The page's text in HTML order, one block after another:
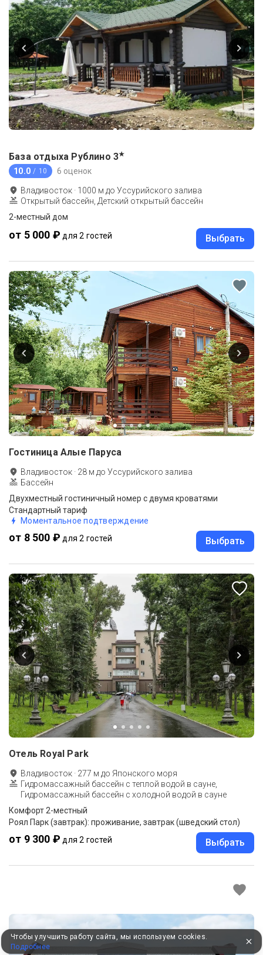
База отдыха Рублино 3★
10.0 / 10 6 оценок
Владивосток · 1000 м до Уссурийского залива
Открытый бассейн, Детский открытый бассейн
2-местный дом
от 5 000 ₽ для 2 гостей Выбрать
Гостиница Алые Паруса
Владивосток · 28 м до Уссурийского залива
Бассейн
Двухместный гостиничный номер с двумя кроватями
Стандартный тариф
Моментальное подтверждение
от 8 500 ₽ для 2 гостей Выбрать
Отель Royal Park
Владивосток · 277 м до Японского моря
Гидромассажный бассейн с теплой водой в сауне,
Гидромассажный бассейн с холодной водой в сауне
Комфорт 2-местный
Роял Парк (завтрак): проживание, завтрак (шведский стол)
от 9 300 ₽ для 2 гостей Выбрать
Чтобы улучшить работу сайта, мы используем cookies.
Подробнее